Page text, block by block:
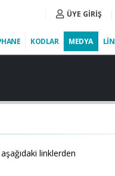
ÜYE GİRİŞ
KODLAR MEDYA
linklerden